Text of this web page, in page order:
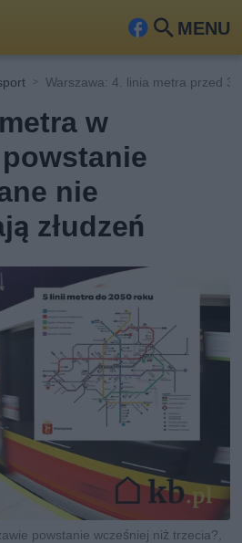
MENU
Fa
ook
Szu
Warszawa: 4. linia metra przed
w
nie
złudzeń
powstanie wcześniej niż trzecia?,